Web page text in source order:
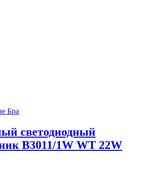
Бра
светодиодный
B3011/1W WT 22W